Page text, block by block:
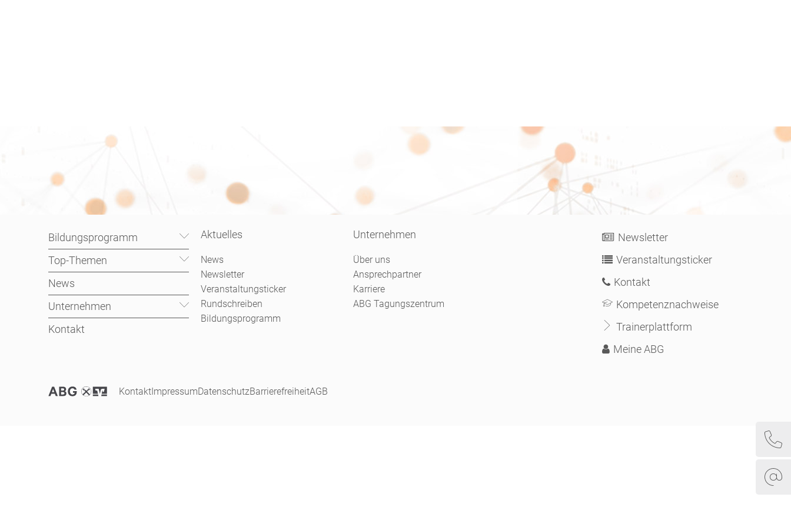
Bildungsprogramm
Top-Themen
News
Unternehmen
Kontakt
Aktuelles
News
Newsletter
Veranstaltungsticker
Rundschreiben
Bildungsprogramm
Unternehmen
Über uns
Ansprechpartner
Karriere
ABG Tagungszentrum
Newsletter
Veranstaltungsticker
Kontakt
Kompetenznachweise
Trainerplattform
Meine ABG
KontaktImpressumDatenschutzBarrierefreiheitAGB